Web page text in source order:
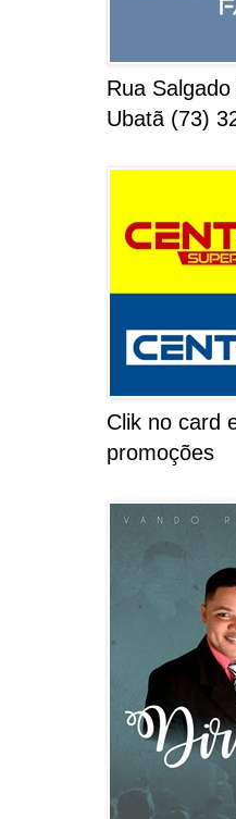
Rua
Ubatã (73)
Clik no card
promoções